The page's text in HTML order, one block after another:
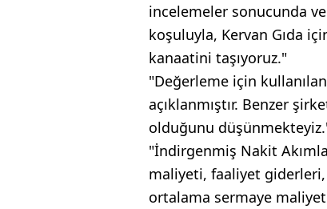
incelemeler sonucunda
koşuluyla, Kervan Gıda
kanaatini taşıyoruz."
"Değerleme için
açıklanmıştır. Benzer
olduğunu
"İndirgenmiş Nakit
maliyeti, faaliyet giderleri,
ortalama sermaye